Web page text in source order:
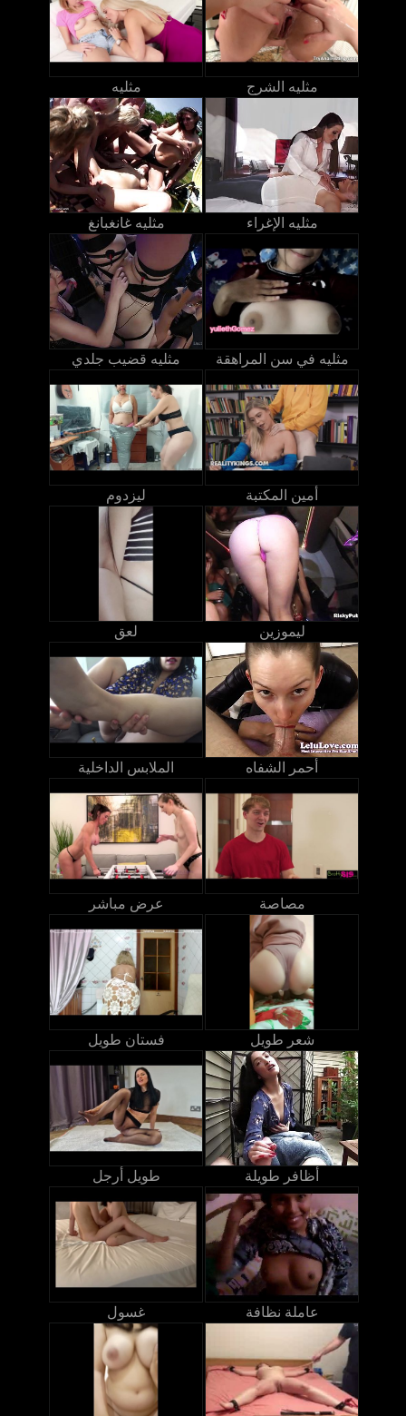
مثليه مثليه الشرج
مثليه غانغبانغ مثليه الإغراء
مثليه قضيب جلدي مثليه في سن المراهقة
ليزدوم أمين المكتبة
لعق ليموزين
الملابس الداخلية أحمر الشفاه
عرض مباشر مصاصة
فستان طويل شعر طويل
طويل أرجل أظافر طويلة
غسول عاملة نظافة